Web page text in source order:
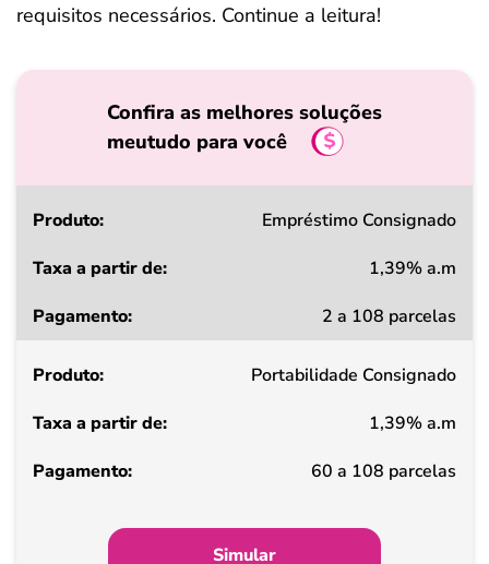
requisitos necessários. Continue a leitura!
Confira as melhores soluções
meutudo para você
Produto
a
de
Pagamento
Empréstimo Consignado
1,39% a.m
2 a 108 parcelas
Portabilidade Consignado
1,39% a.m
60 a 108 parcelas
Simular